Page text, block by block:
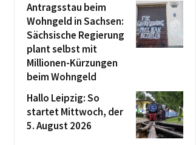
Antragsstau beim
Wohngeld in Sachsen:
Sächsische Regierung
plant selbst mit
Millionen-Kürzungen
beim Wohngeld
Hallo Leipzig: So
startet Mittwoch, der
5. August 2026